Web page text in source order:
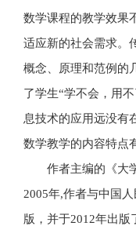
数学课程的教学效果
适应新的社会需求。
概念、原理和范例的
了学生“学不会，用
息技术的应用远没有
数学教学的内容特点
作者主编的《大
2005年,作者与中国
版，并于2012年出